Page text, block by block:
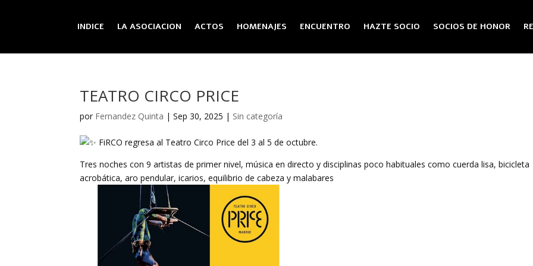
INDICE LA ASOCIACION ACTOS HOMENAJES ENCUENTRO HAZTE SOCIO SOCIOS DE HONOR
TEATRO CIRCO PRICE
por Fernandez Quinta |Sep 30, 2025 | Sin categoría
FiRCO regresa al Teatro Circo Price del 3 al 5 de octubre.
Tres noches con 9 artistas de primer nivel, música en directo y disciplinas poco habituales como cuerdalisa, bicicleta
acrobática, aro pendular, icarios, equilibrio de cabeza y malabares